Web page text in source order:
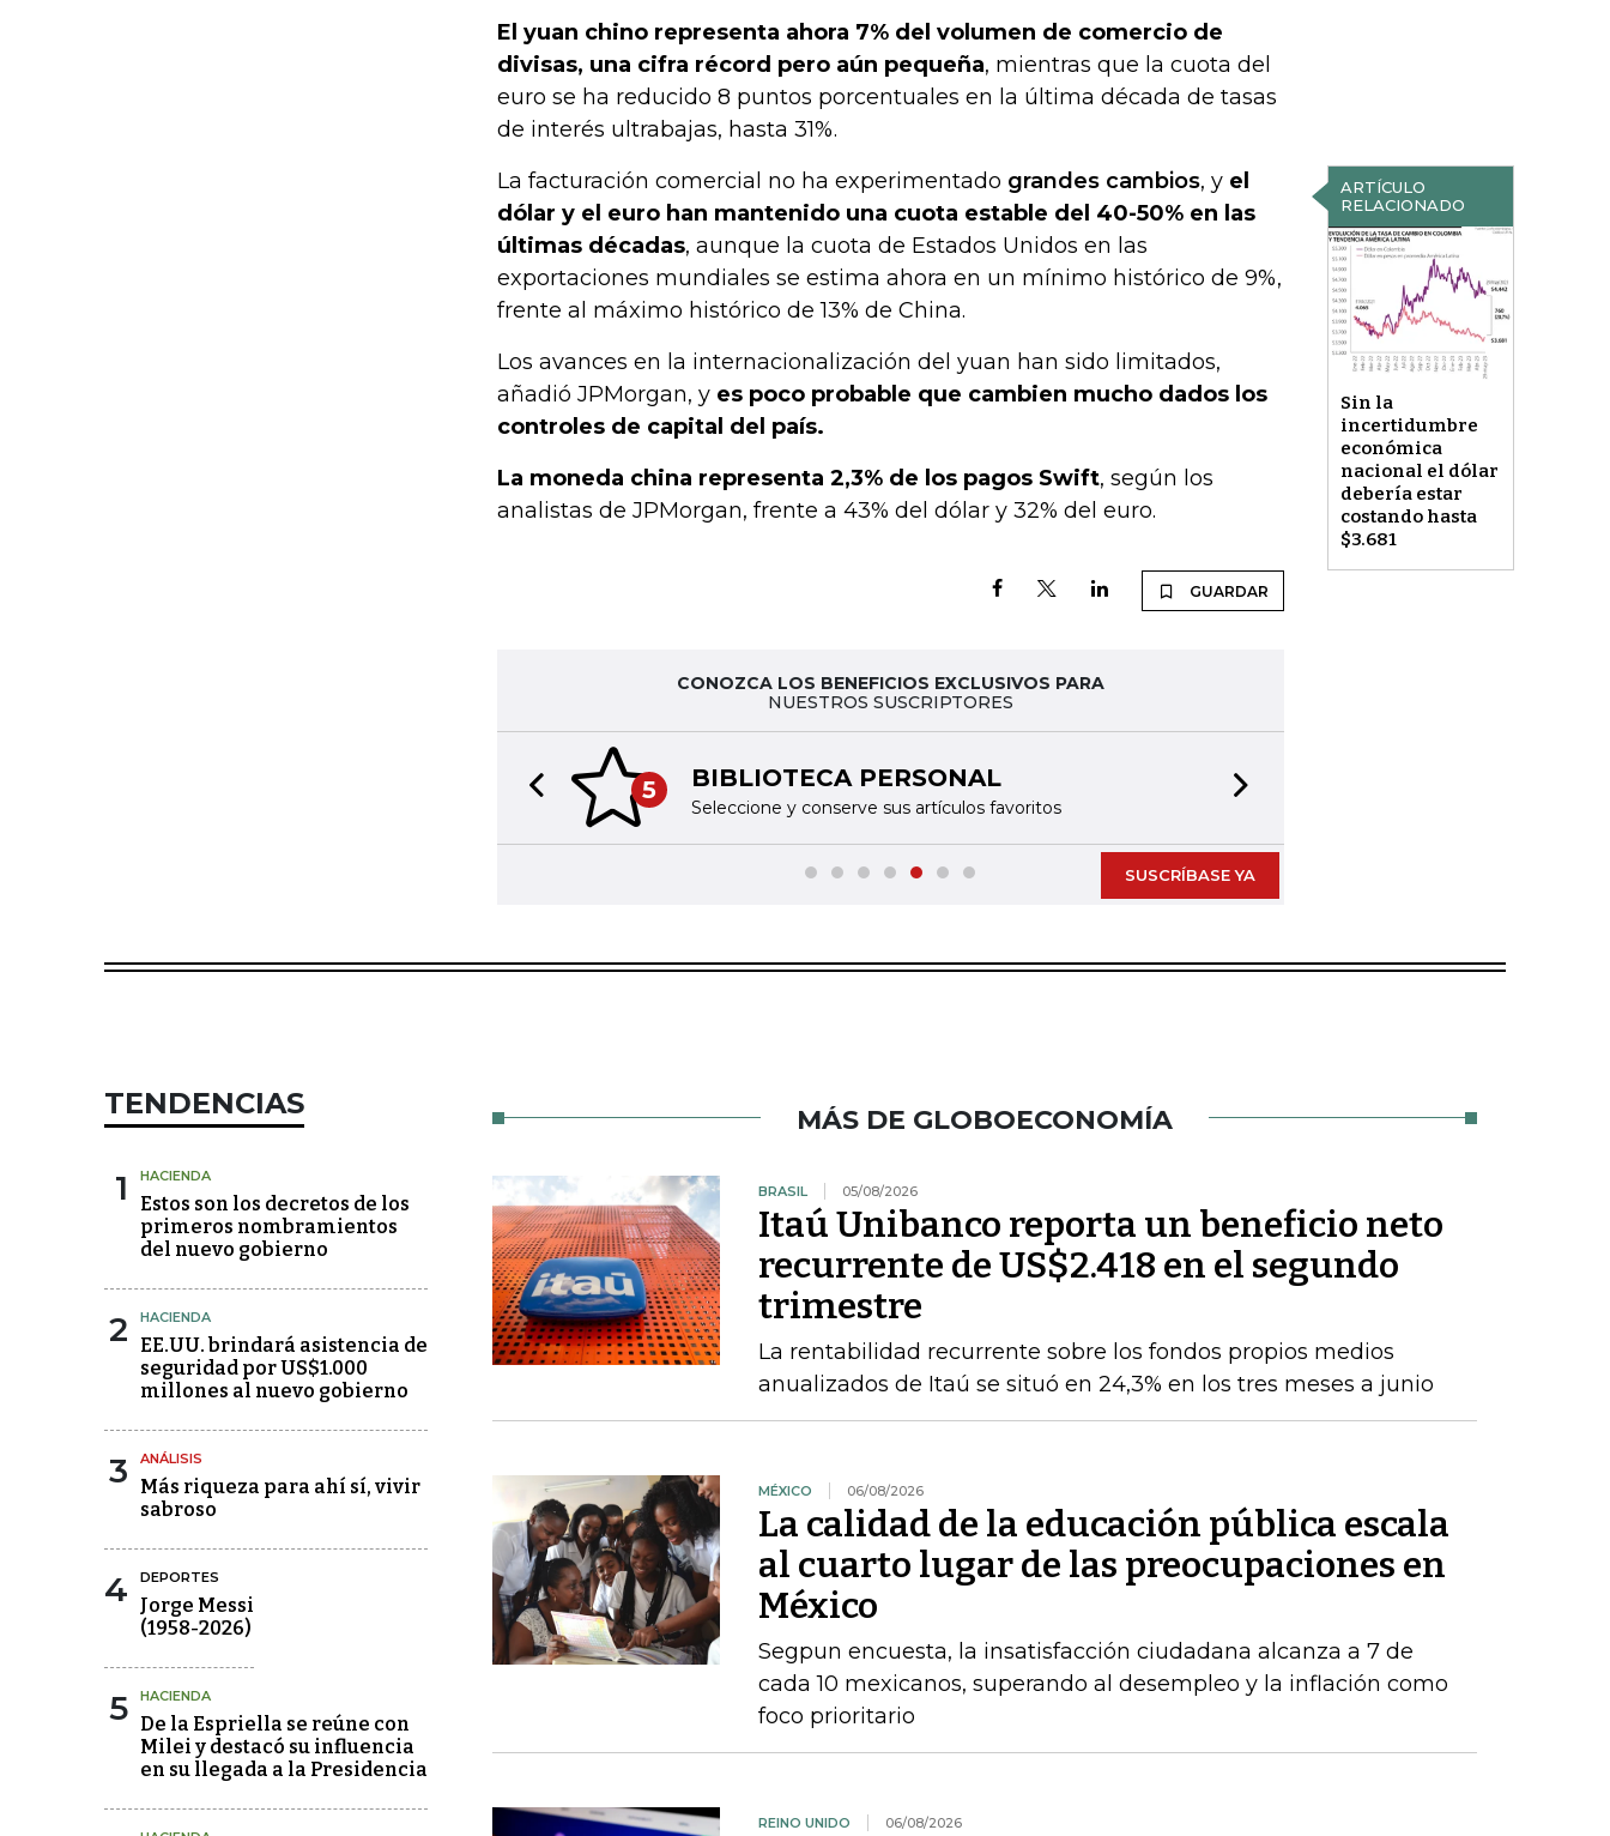
El yuan chino representa ahora 7% del volumen de comercio de
divisas, una cifra récord pero aún pequeña, mientras que la cuota del
euro se ha reducido 8 puntos porcentuales en la última década de tasas
de interés ultrabajas, hasta 31%.
ARTÍCULO
RELACIONADO
Sin la
incertidumbre
económica
nacional el dólar
debería estar
costando hasta
$3.681
La facturación comercial no ha experimentado grandes cambios, y el
dólar y el euro han mantenido una cuota estable del 40-50% en las
últimas décadas, aunque la cuota de Estados Unidos en las
exportaciones mundiales se estima ahora en un mínimo histórico de 9%,
frente al máximo histórico de 13% de China.
Los avances en la internacionalización del yuan han sido limitados,
añadió JPMorgan, y es poco probable que cambien mucho dados los
controles de capital del país.
La moneda china representa 2,3% de los pagos Swift, según los
analistas de JPMorgan, frente a 43% del dólar y 32% del euro.
GUARDAR
CONOZCA LOS BENEFICIOS EXCLUSIVOS PARA
NUESTROS SUSCRIPTORES
5 BIBLIOTECA PERSONAL
Seleccione y conserve sus artículos favoritos
Previous slide
SUSCRÍBASE YA
TENDENCIAS
1 HACIENDA
Estos son los decretos de los
primeros nombramientos
del nuevo gobierno
2 HACIENDA
EE.UU. brindará asistencia de
seguridad por US$1.000
millones al nuevo gobierno
3 ANÁLISIS
Más riqueza para ahí sí, vivir
sabroso
4 DEPORTES
Jorge Messi
(1958-2026)
5 HACIENDA
De la Espriella se reúne con
Milei y destacó su influencia
en su llegada a la Presidencia
MÁS DE GLOBOECONOMÍA
BRASIL 05/08/2026
Itaú Unibanco reporta un beneficio neto
recurrente de US$2.418 en el segundo
trimestre
La rentabilidad recurrente sobre los fondos propios medios
anualizados de Itaú se situó en 24,3% en los tres meses a junio
MÉXICO 06/08/2026
La calidad de la educación pública escala
al cuarto lugar de las preocupaciones en
México
Segpun encuesta, la insatisfacción ciudadana alcanza a 7 de
cada 10 mexicanos, superando al desempleo y la inflación como
foco prioritario
REINO UNIDO 06/08/2026